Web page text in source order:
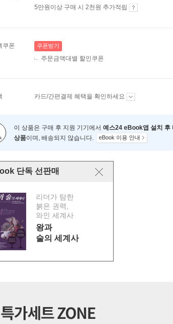
5만원이상 구매 시 2천원 추가적립
쿠폰 쿠폰받기
주문금액대별 할인쿠폰
카드/간편결제 혜택을 확인하세요
이 상품은 구매 후 지원 기기에서 예스24 eBook앱 설치 후
상품이며, 배송되지 않습니다. eBook 이용 안내
단독 선판매
리더가 탐한
붉은 권력,
와인 세계사
왕과
술의 세계사